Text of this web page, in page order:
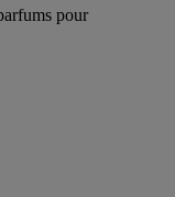
pour